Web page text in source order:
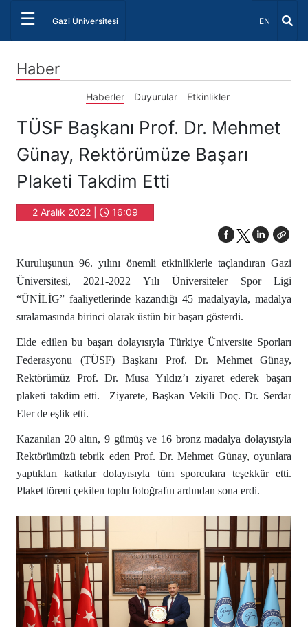
☰ Gazi Üniversitesi Dil Seçiniz
EN
Haber
Haberler Duyurular Etkinlikler
TÜSF Başkanı Prof. Dr. Mehmet
Günay, Rektörümüze Başarı
Plaketi Takdim Etti
2 Aralık 2022 | 16:09
Kuruluşunun 96. yılını önemli etkinliklerle taçlandıran Gazi
Üniversitesi, 2021-2022 Yılı Üniversiteler Spor Ligi
“ÜNİLİG” faaliyetlerinde kazandığı 45 madalyayla, madalya
sıralamasında birinci olarak üstün bir başarı gösterdi.
Elde edilen bu başarı dolayısıyla Türkiye Üniversite Sporları
Federasyonu (TÜSF) Başkanı Prof. Dr. Mehmet Günay,
Rektörümüz Prof. Dr. Musa Yıldız’ı ziyaret ederek başarı
plaketi takdim etti. Ziyarete, Başkan Vekili Doç. Dr. Serdar
Eler de eşlik etti.
Kazanılan 20 altın, 9 gümüş ve 16 bronz madalya dolayısıyla
Rektörümüzü tebrik eden Prof. Dr. Mehmet Günay, oyunlara
yaptıkları katkılar dolayısıyla tüm sporculara teşekkür etti.
Plaket töreni çekilen toplu fotoğrafın ardından sona erdi.